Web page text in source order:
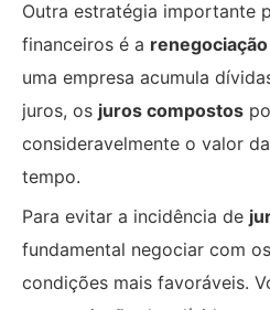
Outra estratégia importante
financeiros é a
uma empresa acumula
juros, os juros compostos
consideravelmente o valor
tempo.
Para evitar a incidência de
fundamental negociar com
condições mais favoráveis.